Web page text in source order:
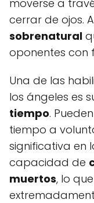
moverse a
cerrar de ojos.
sobrenatural
oponentes con
Una de las
los ángeles es
tiempo.
tiempo a
significativa en
capacidad de
muertos, lo